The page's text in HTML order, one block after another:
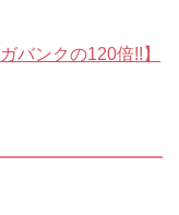
バンクの120倍!!】